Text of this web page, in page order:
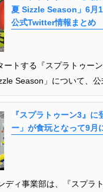
夏 Sizzle Season」6月1
公式Twitter情報まとめ
ートする『スプラトゥー
Season」について、公
『スプラトゥーン3』に
ー」が食玩となって9月
ディ事業部は、『スプラ